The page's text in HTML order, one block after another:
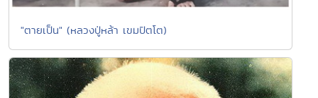
"ตายเป็น" (หลวงปู่หล้า เขมปัตโต)